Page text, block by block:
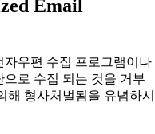
Email
우편 수집 프로그램이나
로 수집 되는 것을 거부
해 형사처벌됨을 유념하시